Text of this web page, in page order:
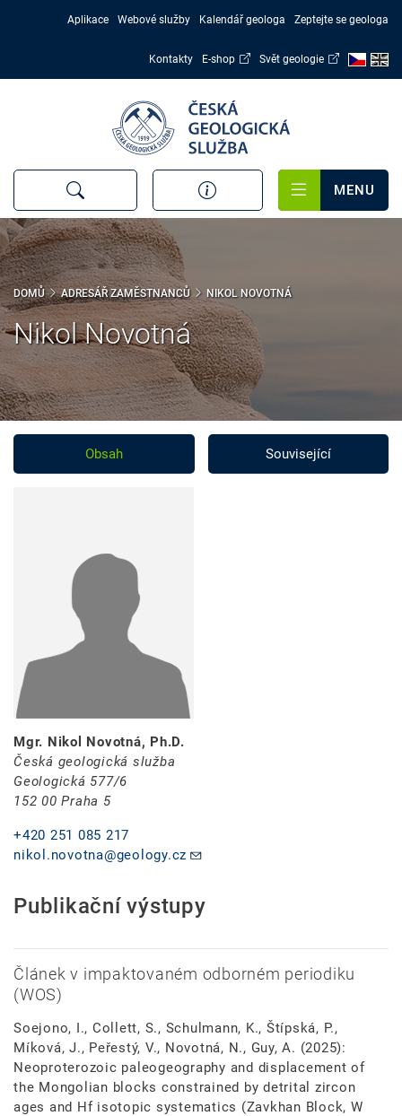
Aplikace Webové služby Kalendář geologa Zeptejte se geologa
Kontakty E-shop Svět geologie
MENU
DOMŮ ADRESÁŘ ZAMĚSTNANCŮ NIKOL NOVOTNÁ
Nikol Novotná
Obsah Související
Mgr. Nikol Novotná, Ph.D.
Česká geologická služba
Geologická 577/6
152 00 Praha 5
+420 251 085 217
nikol.novotna@geology.cz
Publikační výstupy
Článek v impaktovaném odborném periodiku
(WOS)
Soejono, I., Collett, S., Schulmann, K., Štípská, P.,
Míková, J., Peřestý, V., Novotná, N., Guy, A. (2025):
Neoproterozoic paleogeography and displacement of
the Mongolian blocks constrained by detrital zircon
ages and Hf isotopic systematics (Zavkhan Block, W